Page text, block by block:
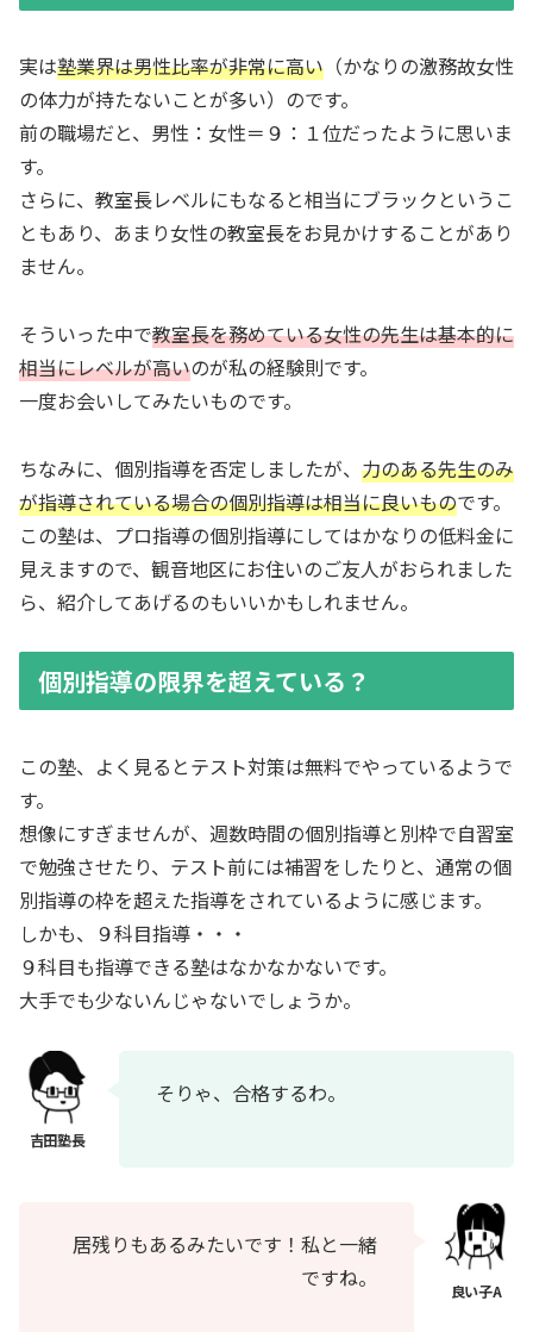
実は塾業界は男性比率が非常に高い （かなりの激務故女性
の体力が持たないことが多い）のです。
前の職場だと、男性：女性＝９：１位だったように思いま
す。
さらに、教室長レベルにもなると相当にブラックというこ
ともあり、あまり女性の教室長をお見かけすることがあり
ません。
そういった中で教室長を務めている女性の先生は基本的に
相当にレベルが高いのが私の経験則です。
一度お会いしてみたいものです。
ちなみに、個別指導を否定しましたが、 力のある先生のみ
が指導されている場合の個別指導は相当に良いものです。
この塾は、プロ指導の個別指導にしてはかなりの低料金に
見えますので、観音地区にお住いのご友人がおられました
ら、紹介してあげるのもいいかもしれません。
個別指導の限界を超えている？
この塾、よく見るとテスト対策は無料でやっているようで
す。
想像にすぎませんが、週数時間の個別指導と別枠で自習室
で勉強させたり、テスト前には補習をしたりと、通常の個
別指導の枠を超えた指導をされているように感じます。
しかも、９科目指導・・・
９科目も指導できる塾はなかなかないです。
大手でも少ないんじゃないでしょうか。
そりゃ、合格するわ。
居残りもあるみたいです！私と一緒
ですね。